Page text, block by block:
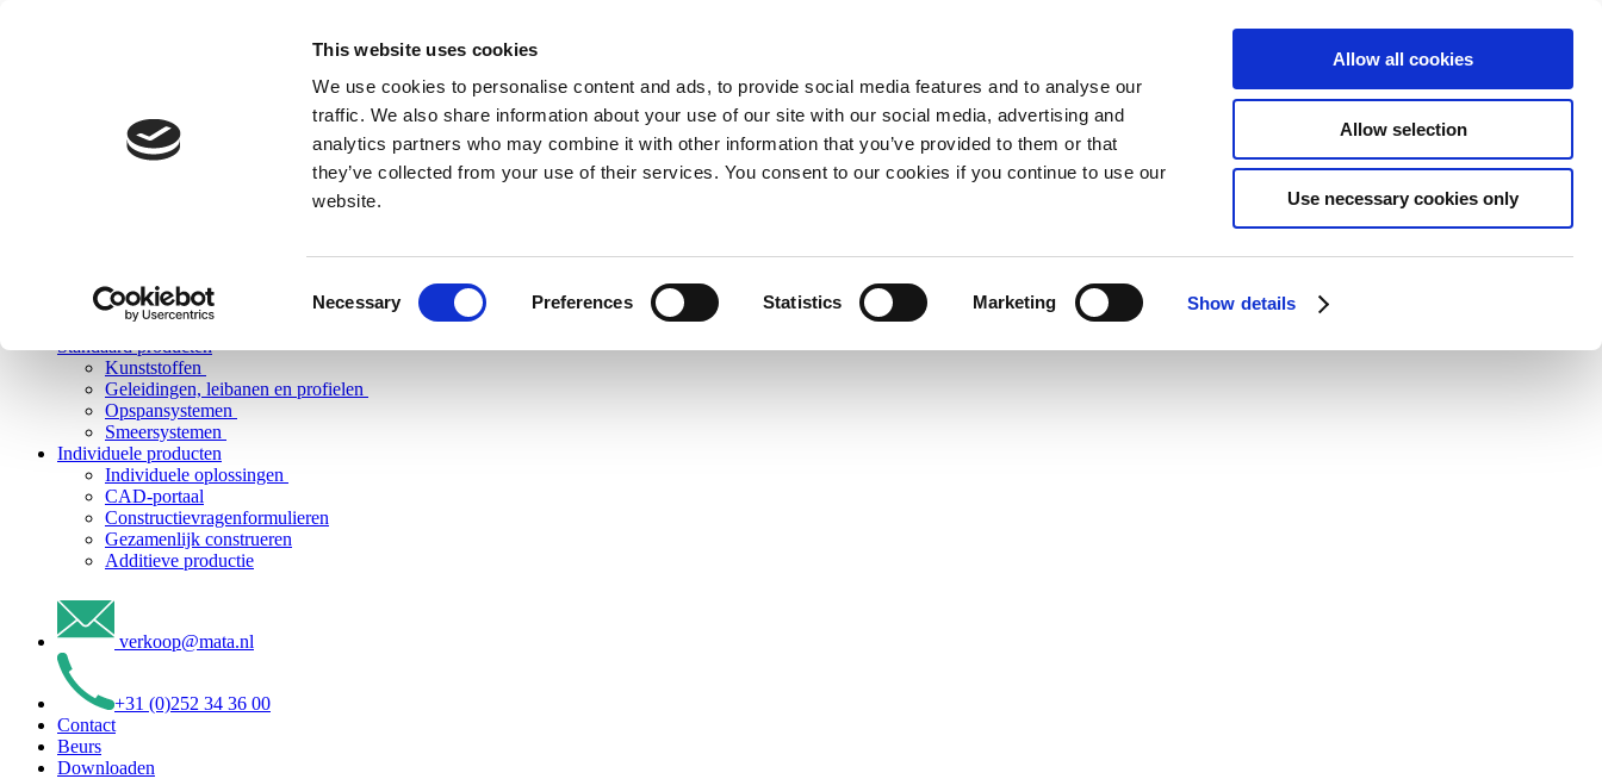
This website uses cookies
We use cookies to personalise content and ads, to provide social media features and to analyse our
traffic. We also share information about your use of our site with our social media, advertising and
analytics partners who may combine it with other information that you’ve provided to them or that
they’ve collected from your use of their services. You consent to our cookies if you continue to use our
website.
Necessary Preferences Statistics Marketing Show details
Allow all cookies
Allow selection
Use necessary cookies only
Standaard producten
Kunststoffen
Geleidingen, leibanen en profielen
Opspansystemen
Smeersystemen
Individuele producten
Individuele oplossingen
CAD-portaal
Constructievragenformulieren
Gezamenlijk construeren
Additieve productie
verkoop@mata.nl
+31 (0)252 34 36 00
Contact
Beurs
Downloaden